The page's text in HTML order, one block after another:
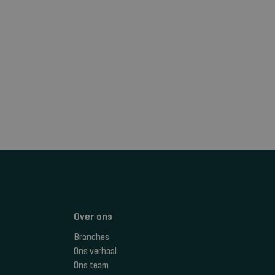
Over ons
Branches
Ons verhaal
Ons team